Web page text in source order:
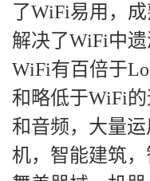
了WiFi易用，
解决了WiFi中
WiFi有百倍于
和略低于WiFi
和音频，大量
机，智能建筑，